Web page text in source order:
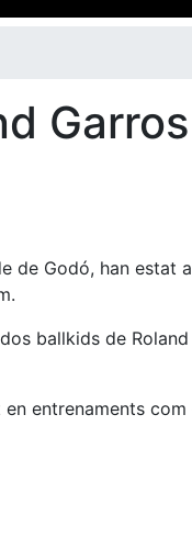
Garros
de Godó, han estat
ballkids de
entrenaments